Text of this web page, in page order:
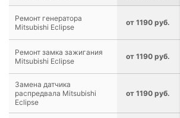
Ремонт генератора
Mitsubishi Eclipse
от 1190 руб.
Ремонт замка зажигания
Mitsubishi Eclipse
от 1190 руб.
Замена датчика
распредвала Mitsubishi
Eclipse
от 1190 руб.